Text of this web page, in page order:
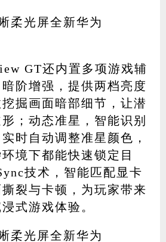
GT还内置多项游戏辅
阶增强，提供两档亮度
掘画面暗部细节，让潜
；动态准星，智能识别
时自动调整准星颜色，
境下都能快速锁定目
技术，智能匹配显卡
裂与卡顿，为玩家带来
式游戏体验。